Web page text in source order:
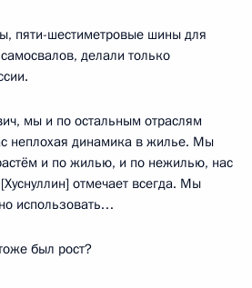
пяти-шестиметровые шины для
делали только
мы и по остальным отраслям
неплохая динамика в жилье. Мы
и по жилью, и по нежилью, нас
отмечает всегда. Мы
использовать…
был рост?